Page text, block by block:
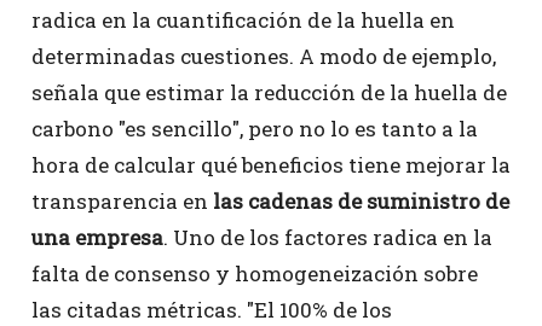
radica en la cuantificación de la huella en
determinadas cuestiones. A modo de ejemplo,
señala que estimar la reducción de la huella de
carbono "es sencillo", pero no lo es tanto a la
hora de calcular qué beneficios tiene mejorar la
transparencia en las cadenas de suministro de
una empresa. Uno de los factores radica en la
falta de consenso y homogeneización sobre
las citadas métricas. "El 100% de los